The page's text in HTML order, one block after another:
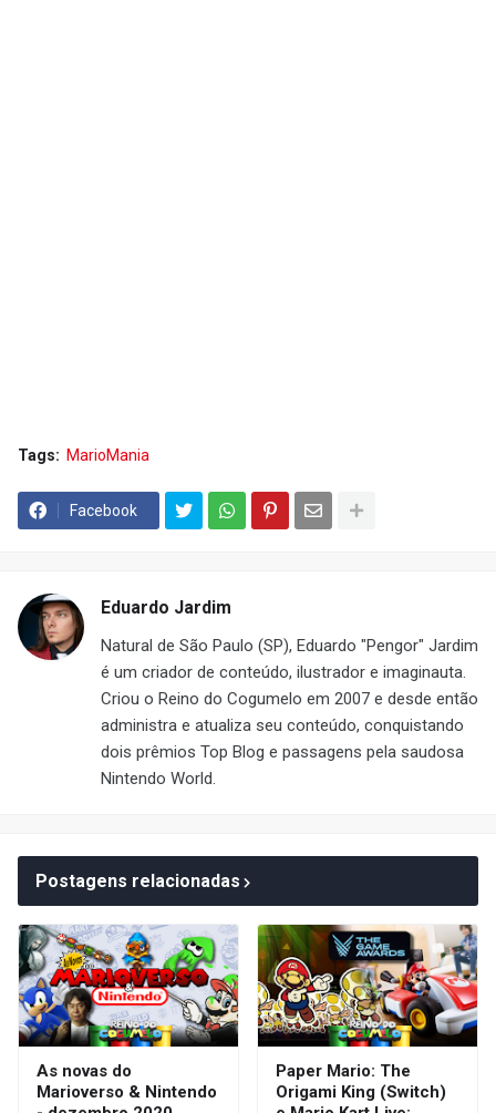
Tags: MarioMania
Facebook
Eduardo Jardim
Natural de São Paulo (SP), Eduardo "Pengor" Jardim
é um criador de conteúdo, ilustrador e imaginauta.
Criou o Reino do Cogumelo em 2007 e desde então
administra e atualiza seu conteúdo, conquistando
dois prêmios Top Blog e passagens pela saudosa
Nintendo World.
Postagens relacionadas
As novas do
Marioverso & Nintendo
Paper Mario: The
Origami King (Switch)